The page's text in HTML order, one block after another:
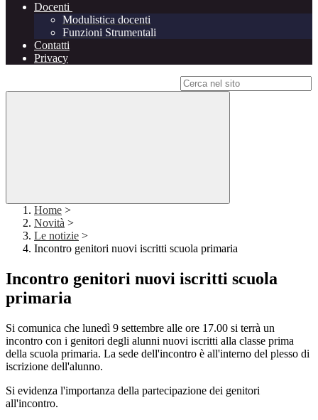
Docenti
Modulistica docenti
Funzioni Strumentali
Contatti
Privacy
Home >
Novità >
Le notizie >
Incontro genitori nuovi iscritti scuola primaria
Incontro genitori nuovi iscritti scuola
primaria
Si comunica che lunedì 9 settembre alle ore 17.00 si terrà un
incontro con i genitori degli alunni nuovi iscritti alla classe prima
della scuola primaria. La sede dell'incontro è all'interno del plesso di
iscrizione dell'alunno.
Si evidenza l'importanza della partecipazione dei genitori
all'incontro.